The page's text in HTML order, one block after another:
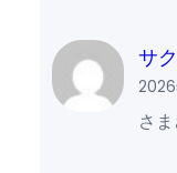
サ
さ